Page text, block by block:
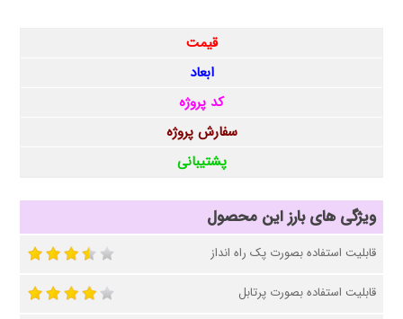
قیمت
ابعاد
کد پروژه
سفارش پروژه
پشتیبانی
ویژگی های بارز این محصول
قابلیت استفاده بصورت پک راه انداز
قابلیت استفاده بصورت پرتابل